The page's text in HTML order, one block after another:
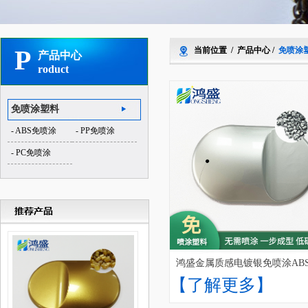
P
产品中心
roduct
免喷涂塑料
- ABS免喷涂 - PP免喷涂
- PC免喷涂
当前位置 / 产品中心/ 免喷涂
鸿盛金属质感电镀银免喷涂
【了解更多】